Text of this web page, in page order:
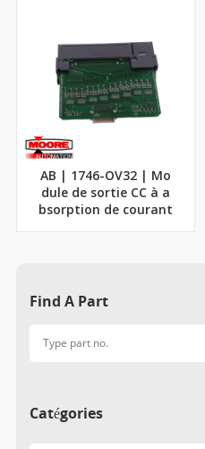
AB | 1746-OV32 | Mo
dule de sortie CC à a
bsorption de courant
Find A Part
Catégories